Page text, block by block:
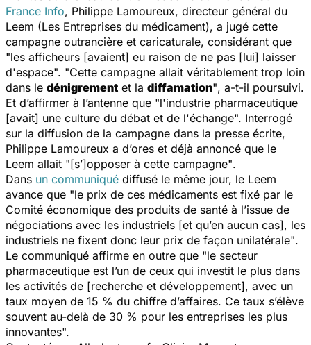
France Info, Philippe Lamoureux, directeur général du
Leem (Les Entreprises du médicament), a jugé cette
campagne outrancière et caricaturale, considérant que
"les afficheurs [avaient] eu raison de ne pas [lui] laisser
d'espace". "Cette campagne allait véritablement trop loin
dans le dénigrement et la diffamation", a-t-il poursuivi.
Et d’affirmer à l’antenne que "l'industrie pharmaceutique
[avait] une culture du débat et de l'échange". Interrogé
sur la diffusion de la campagne dans la presse écrite,
Philippe Lamoureux a d’ores et déjà annoncé que le
Leem allait "[s’]opposer à cette campagne".
Dans un communiqué diffusé le même jour, le Leem
avance que "le prix de ces médicaments est fixé par le
Comité économique des produits de santé à l’issue de
négociations avec les industriels [et qu’en aucun cas], les
industriels ne fixent donc leur prix de façon unilatérale".
Le communiqué affirme en outre que "le secteur
pharmaceutique est l’un de ceux qui investit le plus dans
les activités de [recherche et développement], avec un
taux moyen de 15 % du chiffre d’affaires. Ce taux s’élève
souvent au-delà de 30 % pour les entreprises les plus
innovantes".